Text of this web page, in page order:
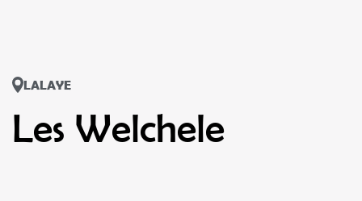
LALAYE
Les Welchele